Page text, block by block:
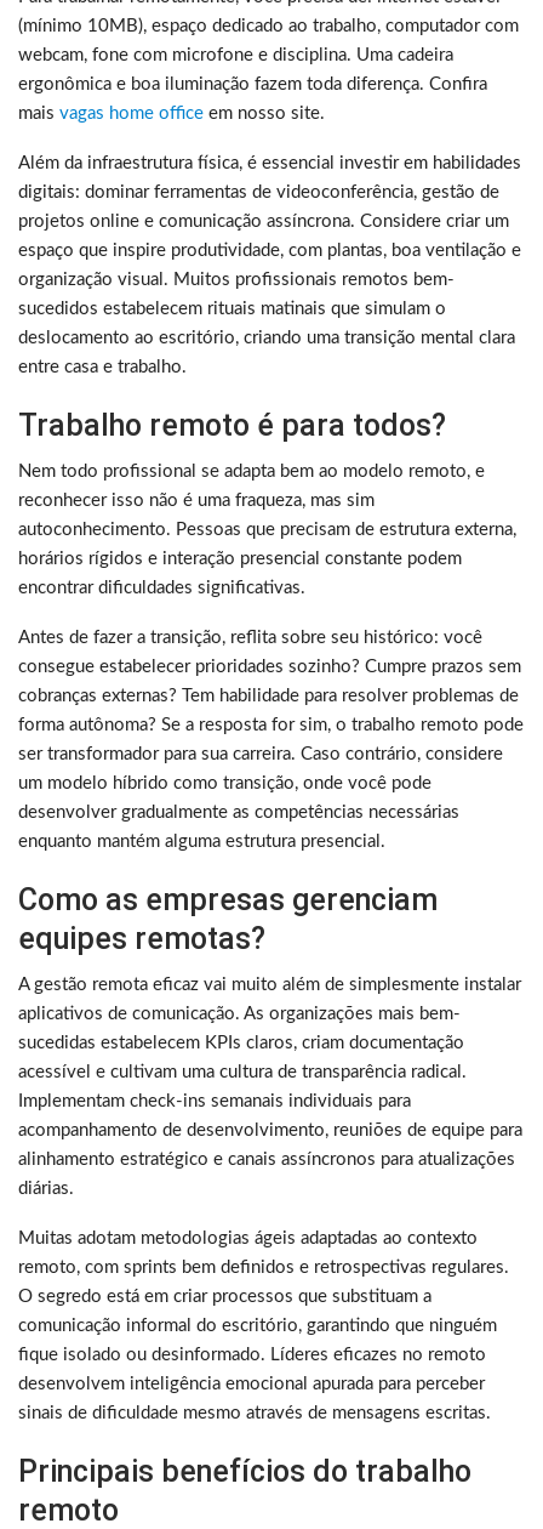
(mínimo 10MB), espaço dedicado ao trabalho, computador com
webcam, fone com microfone e disciplina. Uma cadeira
ergonômica e boa iluminação fazem toda diferença. Confira
mais vagas home office em nosso site.
Além da infraestrutura física, é essencial investir em habilidades
digitais: dominar ferramentas de videoconferência, gestão de
projetos online e comunicação assíncrona. Considere criar um
espaço que inspire produtividade, com plantas, boa ventilação e
organização visual. Muitos profissionais remotos bem-
sucedidos estabelecem rituais matinais que simulam o
deslocamento ao escritório, criando uma transição mental clara
entre casa e trabalho.
Trabalho remoto é para todos?
Nem todo profissional se adapta bem ao modelo remoto, e
reconhecer isso não é uma fraqueza, mas sim
autoconhecimento. Pessoas que precisam de estrutura externa,
horários rígidos e interação presencial constante podem
encontrar dificuldades significativas.
Antes de fazer a transição, reflita sobre seu histórico: você
consegue estabelecer prioridades sozinho? Cumpre prazos sem
cobranças externas? Tem habilidade para resolver problemas de
forma autônoma? Se a resposta for sim, o trabalho remoto pode
ser transformador para sua carreira. Caso contrário, considere
um modelo híbrido como transição, onde você pode
desenvolver gradualmente as competências necessárias
enquanto mantém alguma estrutura presencial.
Como as empresas gerenciam
equipes remotas?
A gestão remota eficaz vai muito além de simplesmente instalar
aplicativos de comunicação. As organizações mais bem-
sucedidas estabelecem KPIs claros, criam documentação
acessível e cultivam uma cultura de transparência radical.
Implementam check-ins semanais individuais para
acompanhamento de desenvolvimento, reuniões de equipe para
alinhamento estratégico e canais assíncronos para atualizações
diárias.
Muitas adotam metodologias ágeis adaptadas ao contexto
remoto, com sprints bem definidos e retrospectivas regulares.
O segredo está em criar processos que substituam a
comunicação informal do escritório, garantindo que ninguém
fique isolado ou desinformado. Líderes eficazes no remoto
desenvolvem inteligência emocional apurada para perceber
sinais de dificuldade mesmo através de mensagens escritas.
Principais benefícios do trabalho
remoto